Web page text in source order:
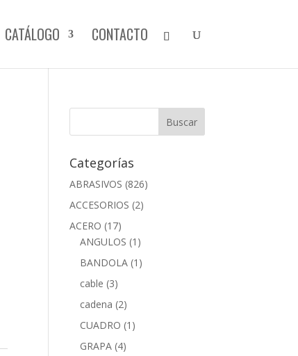
CATÁLOGO CONTACTO
Categorías
ABRASIVOS (826)
ACCESORIOS (2)
ACERO (17)
ANGULOS (1)
BANDOLA (1)
cable (3)
cadena (2)
CUADRO (1)
GRAPA (4)